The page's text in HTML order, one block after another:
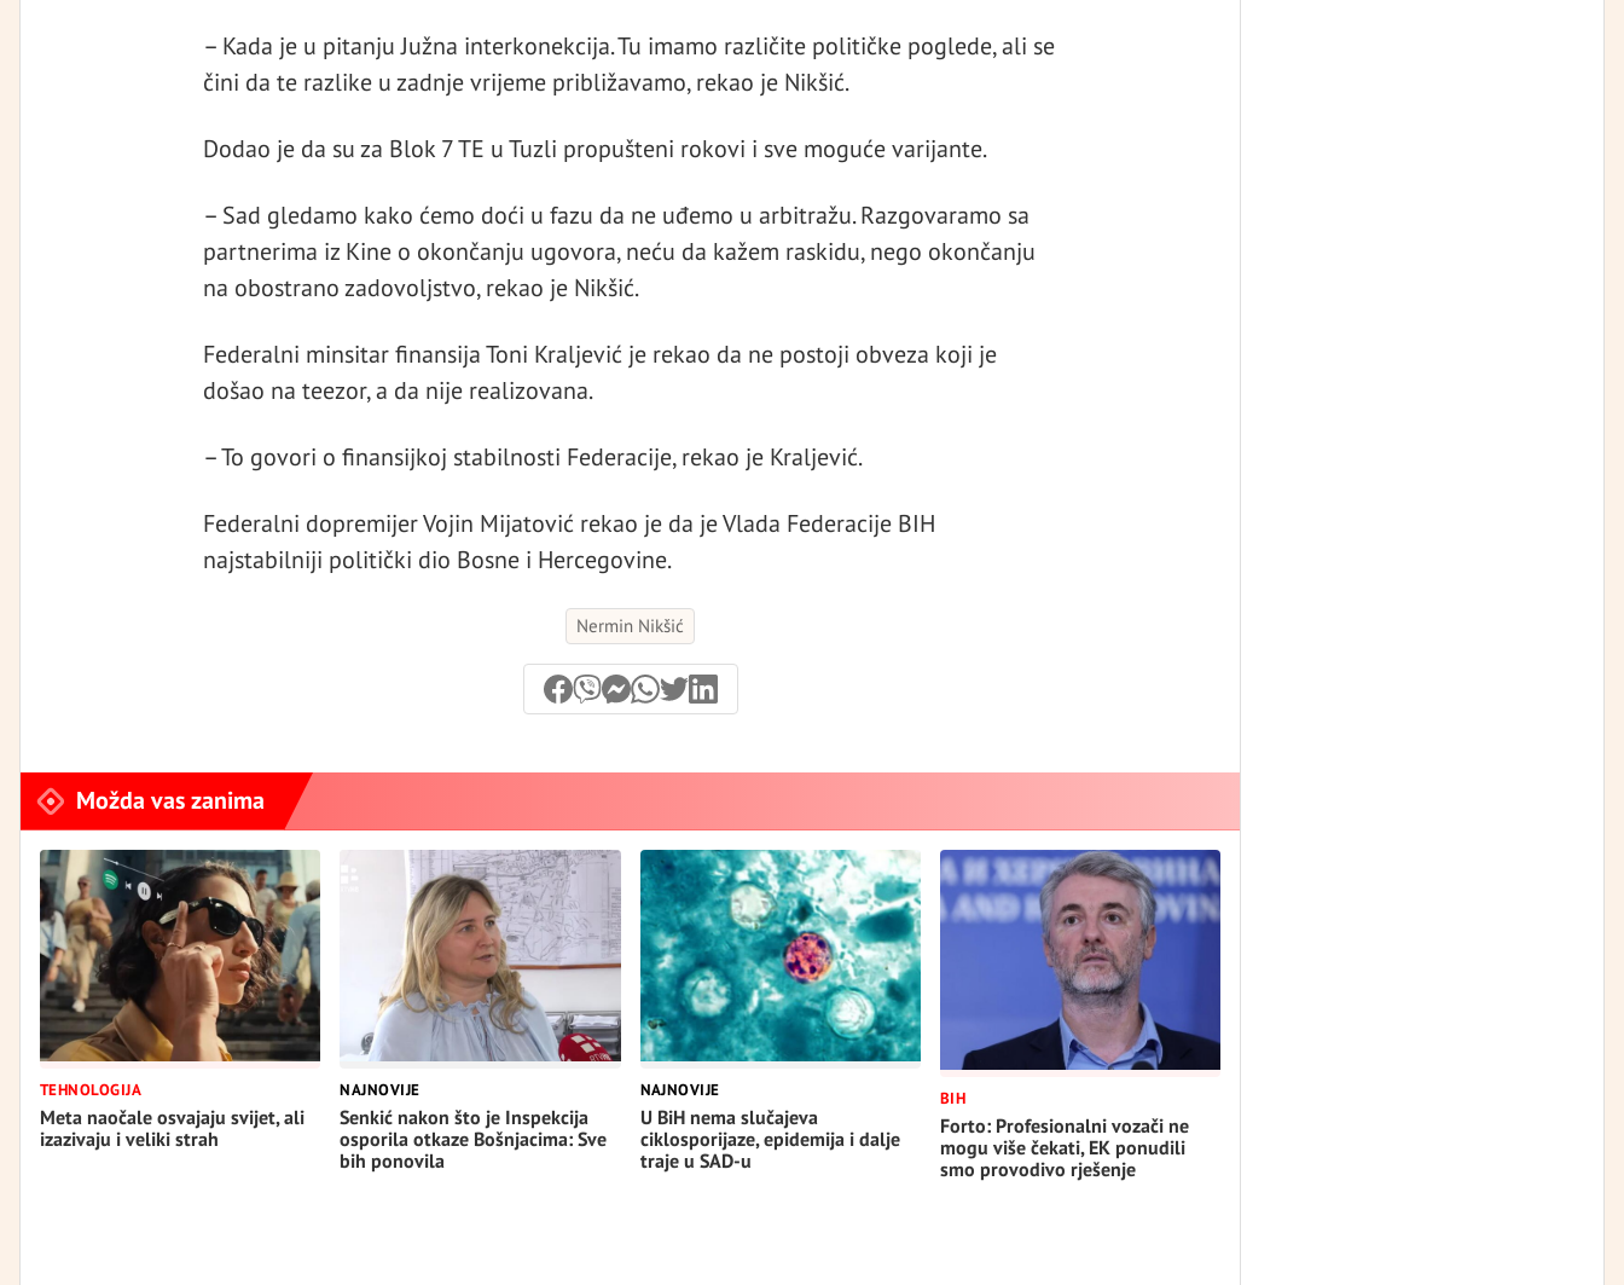
– Kada je u pitanju Južna interkonekcija. Tu imamo različite političke poglede, ali se
čini da te razlike u zadnje vrijeme približavamo, rekao je Nikšić.
Dodao je da su za Blok 7 TE u Tuzli propušteni rokovi i sve moguće varijante.
– Sad gledamo kako ćemo doći u fazu da ne uđemo u arbitražu. Razgovaramo sa
partnerima iz Kine o okončanju ugovora, neću da kažem raskidu, nego okončanju
na obostrano zadovoljstvo, rekao je Nikšić.
Federalni minsitar finansija Toni Kraljević je rekao da ne postoji obveza koji je
došao na teezor, a da nije realizovana.
– To govori o finansijkoj stabilnosti Federacije, rekao je Kraljević.
Federalni dopremijer Vojin Mijatović rekao je da je Vlada Federacije BIH
najstabilniji politički dio Bosne i Hercegovine.
Nermin Nikšić
Možda vas zanima
TEHNOLOGIJA
Meta naočale osvajaju svijet, ali
izazivaju i veliki strah
NAJNOVIJE
Senkić nakon što je Inspekcija
osporila otkaze Bošnjacima: Sve
bih ponovila
NAJNOVIJE
U BiH nema slučajeva
ciklosporijaze, epidemija i dalje
traje u SAD-u
BIH
Forto: Profesionalni vozači ne
mogu više čekati, EK ponudili
smo provodivo rješenje